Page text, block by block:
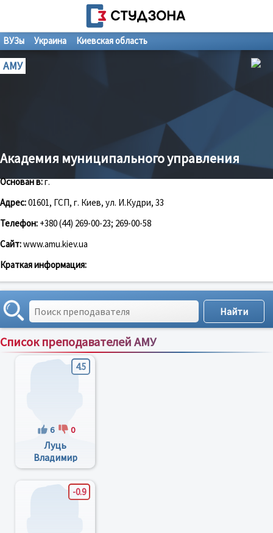
ВУЗы Украина Киевская область
АМУ
Академия муниципального управления
Основан в:г.
Адрес:01601, ГСП, г. Киев, ул. И.Кудри, 33
Телефон: +380 (44) 269-00-23; 269-00-58
Сайт:www.amu.kiev.ua
Краткая информация:
Список преподавателей АМУ
Сортировка по:имени;рейтингу;отзывам
4.5
6 0
Луць
Владимир
Васильевич
-0.9